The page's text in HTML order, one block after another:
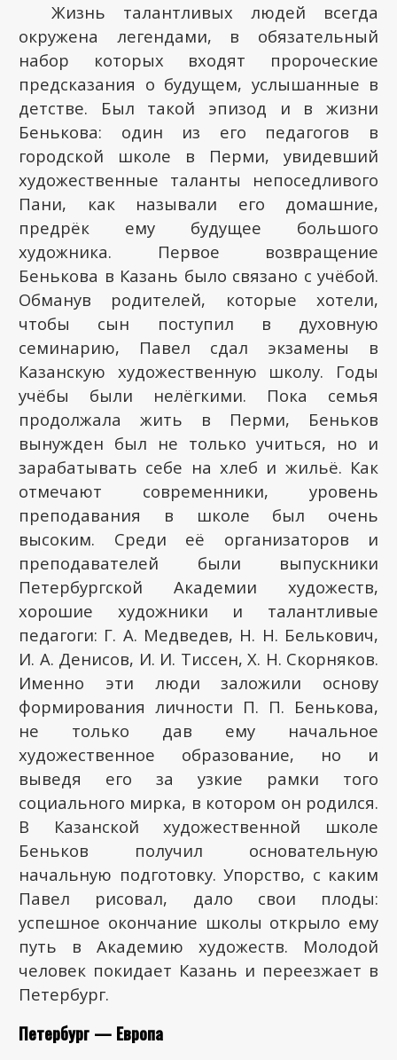
Жизнь талантливых людей всегда
окружена легендами, в обязательный
набор которых входят пророческие
предсказания о будущем, услышанные в
детстве. Был такой эпизод и в жизни
Бенькова: один из его педагогов в
городской школе в Перми, увидевший
художественные таланты непоседливого
Пани, как называли его домашние,
предрёк ему будущее большого
художника. Первое возвращение
Бенькова в Казань было связано с учёбой.
Обманув родителей, которые хотели,
чтобы сын поступил в духовную
семинарию, Павел сдал экзамены в
Казанскую художественную школу. Годы
учёбы были нелёгкими. Пока семья
продолжала жить в Перми, Беньков
вынужден был не только учиться, но и
зарабатывать себе на хлеб и жильё. Как
отмечают современники, уровень
преподавания в школе был очень
высоким. Среди её организаторов и
преподавателей были выпускники
Петербургской Академии художеств,
хорошие художники и талантливые
педагоги: Г. А. Медведев, Н. Н. Белькович,
И. А. Денисов, И. И. Тиссен, X. Н. Скорняков.
Именно эти люди заложили основу
формирования личности П. П. Бенькова,
не только дав ему начальное
художественное образование, но и
выведя его за узкие рамки того
социального мирка, в котором он родился.
В Казанской художественной школе
Беньков получил основательную
начальную подготовку. Упорство, с каким
Павел рисовал, дало свои плоды:
успешное окончание школы открыло ему
путь в Академию художеств. Молодой
человек покидает Казань и переезжает в
Петербург.
Петербург — Европа